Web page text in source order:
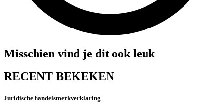
Misschien vind je dit ook leuk
RECENT BEKEKEN
Juridische handelsmerkverklaring